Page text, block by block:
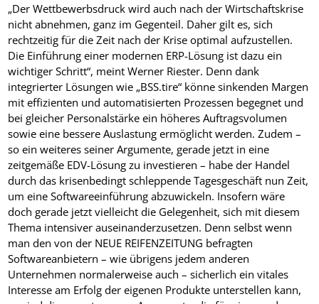
„Der Wettbewerbsdruck wird auch nach der Wirtschaftskrise
nicht abnehmen, ganz im Gegenteil. Daher gilt es, sich
rechtzeitig für die Zeit nach der Krise optimal aufzustellen.
Die Einführung einer modernen ERP-Lösung ist dazu ein
wichtiger Schritt“, meint Werner Riester. Denn dank
integrierter Lösungen wie „BSS.tire“ könne sinkenden Margen
mit effizienten und automatisierten Prozessen begegnet und
bei gleicher Personalstärke ein höheres Auftragsvolumen
sowie eine bessere Auslastung ermöglicht werden. Zudem –
so ein weiteres seiner Argumente, gerade jetzt in eine
zeitgemäße EDV-Lösung zu investieren – habe der Handel
durch das krisenbedingt schleppende Tagesgeschäft nun Zeit,
um eine Softwareeinführung abzuwickeln. Insofern wäre
doch gerade jetzt vielleicht die Gelegenheit, sich mit diesem
Thema intensiver auseinanderzusetzen. Denn selbst wenn
man den von der NEUE REIFENZEITUNG befragten
Softwareanbietern – wie übrigens jedem anderen
Unternehmen normalerweise auch – sicherlich ein vitales
Interesse am Erfolg der eigenen Produkte unterstellen kann,